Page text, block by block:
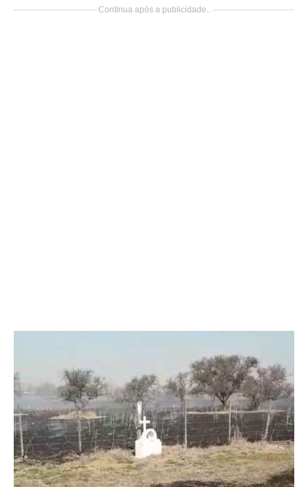
Continua após a publicidade..